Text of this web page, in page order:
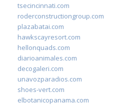
tsecincinnati.com
roderconstructiongroup.com
plazabatai.com
hawkscayresort.com
hellonquads.com
diarioanimales.com
decogaleri.com
unavozparadios.com
shoes-vert.com
elbotanicopanama.com